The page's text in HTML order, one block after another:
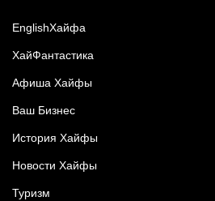
EnglishХайфа
XайФантастика
Афиша Хайфы
Ваш Бизнес
История Хайфы
Новости Хайфы
Туризм